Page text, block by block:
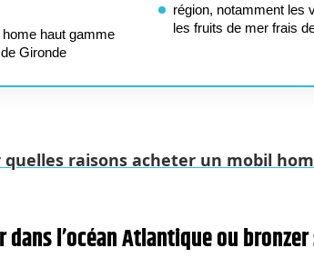
home haut gamme
Gironde
région, notamment les
les fruits de mer frais
quelles raisons acheter un mobil
l’océan Atlantique ou